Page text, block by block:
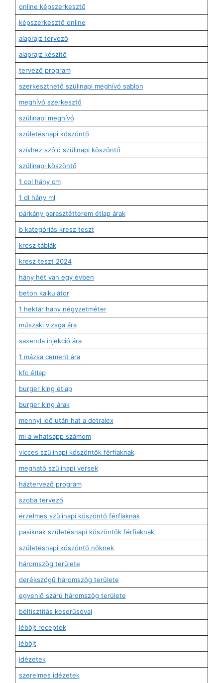
online képszerkesztő
képszerkesztő online
alaprajz tervező
alaprajz készítő
tervező program
szerkeszthető szülinapi meghívó sablon
meghívó szerkesztő
szülinapi meghívó
születésnapi köszöntő
szívhez szóló szülinapi köszöntő
szülinapi köszöntő
1 col hány cm
1 dl hány ml
párkány parasztétterem étlap árak
b kategóriás kresz teszt
kresz táblák
kresz teszt 2024
hány hét van egy évben
beton kalkulátor
1 hektár hány négyzetméter
műszaki vizsga ára
saxenda injekció ára
1 mázsa cement ára
kfc étlap
burger king étlap
burger king árak
mennyi idő után hat a detralex
mi a whatsapp számom
vicces szülinapi köszöntők férfiaknak
megható szülinapi versek
háztervező program
szoba tervező
érzelmes szülinapi köszöntő férfiaknak
pasiknak születésnapi köszöntők férfiaknak
születésnapi köszöntő nőknek
háromszög területe
derékszögű háromszög területe
egyenlő szárú háromszög területe
béltisztítás keserűsóval
léböjt receptek
léböjt
idézetek
szerelmes idézetek